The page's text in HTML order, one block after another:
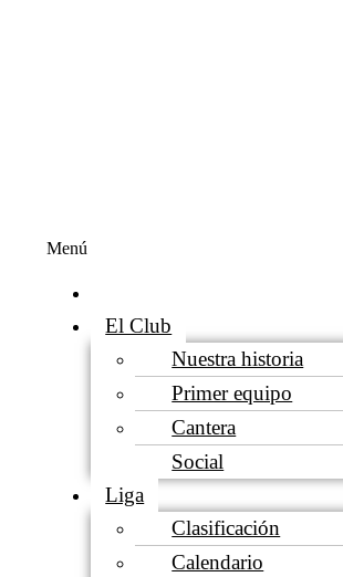
Menú
El Club
Nuestra historia
Primer equipo
Cantera
Social
Liga
Clasificación
Calendario